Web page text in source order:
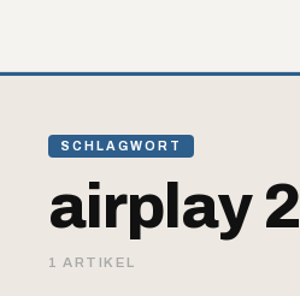
SCHLAGWORT
airplay 2
1 ARTIKEL